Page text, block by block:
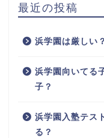
最近の投稿
浜学園は厳しい
浜学園向いてる
子？
浜学園入塾テス
る？